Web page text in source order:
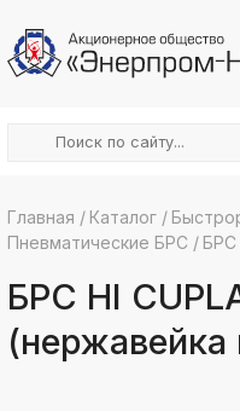
k
k
Главная / Каталог /
Пневматические БРС / БРС
БРС HI
(нержавейка